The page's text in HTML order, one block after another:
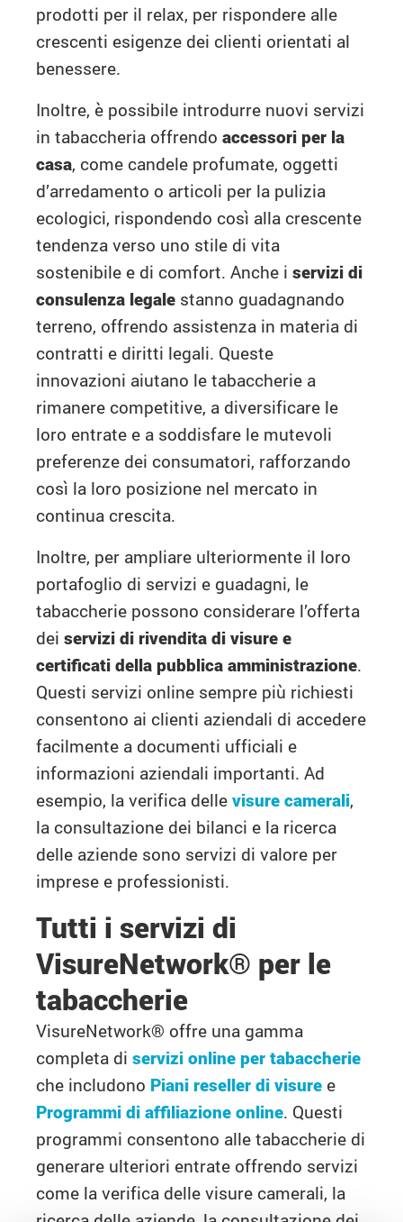
prodotti per il relax, per rispondere alle
crescenti esigenze dei clienti orientati al
benessere.
Inoltre, è possibile introdurre nuovi servizi
in tabaccheria offrendo accessori per la
casa, come candele profumate, oggetti
d’arredamento o articoli per la pulizia
ecologici, rispondendo così alla crescente
tendenza verso uno stile di vita
sostenibile e di comfort. Anche i servizi di
consulenza legale stanno guadagnando
terreno, offrendo assistenza in materia di
contratti e diritti legali. Queste
innovazioni aiutano le tabaccherie a
rimanere competitive, a diversificare le
loro entrate e a soddisfare le mutevoli
preferenze dei consumatori, rafforzando
così la loro posizione nel mercato in
continua crescita.
Inoltre, per ampliare ulteriormente il loro
portafoglio di servizi e guadagni, le
tabaccherie possono considerare l’offerta
dei servizi di rivendita di visure e
certificati della pubblica amministrazione.
Questi servizi online sempre più richiesti
consentono ai clienti aziendali di accedere
facilmente a documenti ufficiali e
informazioni aziendali importanti. Ad
esempio, la verifica delle visure camerali,
la consultazione dei bilanci e la ricerca
delle aziende sono servizi di valore per
imprese e professionisti.
Tutti i servizi di
VisureNetwork® per le
tabaccherie
VisureNetwork® offre una gamma
completa di servizi online per tabaccherie
che includono Piani reseller di visure e
Programmi di affiliazione online. Questi
programmi consentono alle tabaccherie di
generare ulteriori entrate offrendo servizi
come la verifica delle visure camerali, la